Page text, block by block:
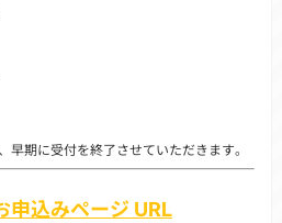
期に受付を終了させていただきます。
申込みページ URL